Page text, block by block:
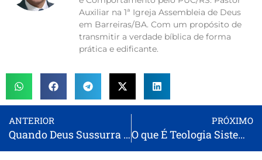
Auxiliar na 1ª Igreja Assembleia de Deus
em Barreiras/BA. Com um propósito de
transmitir a verdade bíblica de forma
prática e edificante.
ANTERIOR
Quando Deus Sussurra o Seu Nome
PRÓXIMO
O que É Teologia Sistemática?